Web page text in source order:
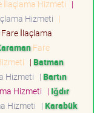
İlaçlama Hizmeti |
Hizmeti |
Fare İlaçlama
Fare
| Batman
Hizmeti | Bartın
Hizmeti | Iğdır
Hizmeti | Karabük